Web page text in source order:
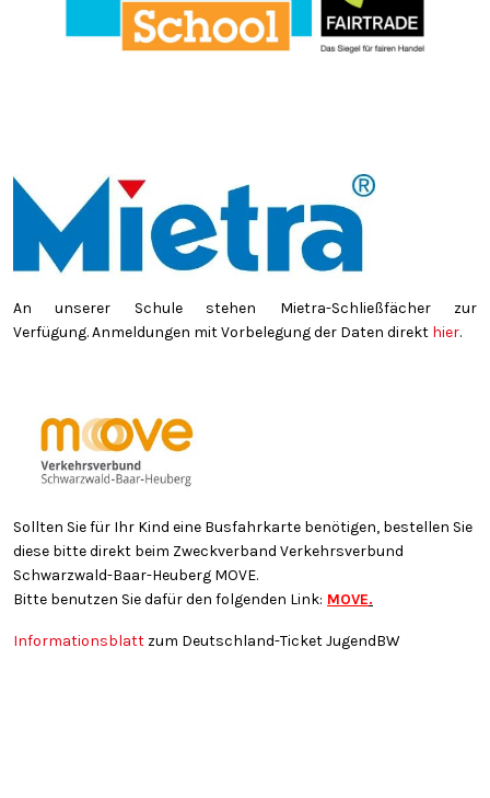
An unserer Schule stehen Mietra-Schließfächer zur
Verfügung. Anmeldungen mit Vorbelegung der Daten direkt hier.
Sollten Sie für Ihr Kind eine Busfahrkarte benötigen, bestellen Sie
diese bitte direkt beim Zweckverband Verkehrsverbund
Schwarzwald-Baar-Heuberg MOVE.
Bitte benutzen Sie dafür den folgenden Link: MOVE.
Informationsblatt zum Deutschland-Ticket JugendBW